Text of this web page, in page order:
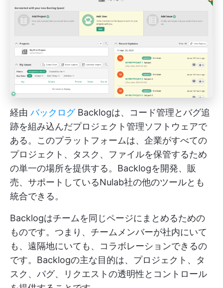
経由 バックログBacklogは、コード管理とバグ追
跡を組み込んだプロジェクト管理ソフトウェアで
ある。このプラットフォームは、企業がすべての
プロジェクト、タスク、ファイルを保管するため
の単一の場所を提供する。Backlogを開発、販
売、サポートしているNulab社の他のツールとも
統合できる。
Backlogはチームを同じページにまとめるための
ものです。つまり、チームメンバーが社内にいて
も、遠隔地にいても、コラボレーションできるの
です。Backlogの主な目的は、プロジェクト、タ
スク、バグ、リクエストの透明性とコントロール